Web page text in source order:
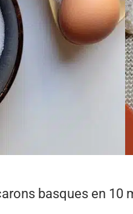
basques en 10